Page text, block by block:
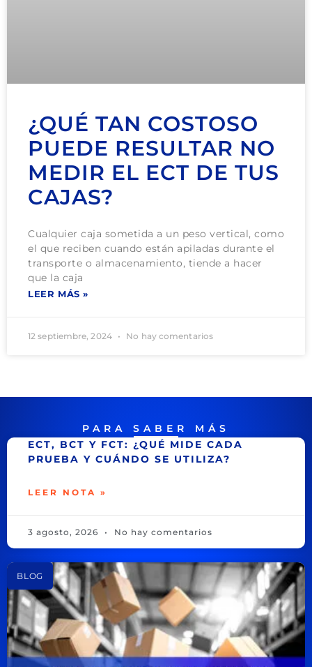
¿QUÉ TAN COSTOSO
PUEDE RESULTAR NO
MEDIR EL ECT DE TUS
CAJAS?
Cualquier caja sometida a un peso vertical, como
el que reciben cuando están apiladas durante el
transporte o almacenamiento, tiende a hacer
que la caja
LEER MÁS »
12 septiembre, 2024 No hay comentarios
PARA SABER MÁS
ECT, BCT Y FCT: ¿QUÉ MIDE CADA
PRUEBA Y CUÁNDO SE UTILIZA?
LEER NOTA »
3 agosto, 2026 No hay comentarios
BLOG